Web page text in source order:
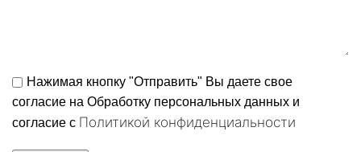
Нажимая кнопку "Отправить" Вы даете свое
согласие на Обработку персональных данных и
согласие c Политикой конфиденциальности